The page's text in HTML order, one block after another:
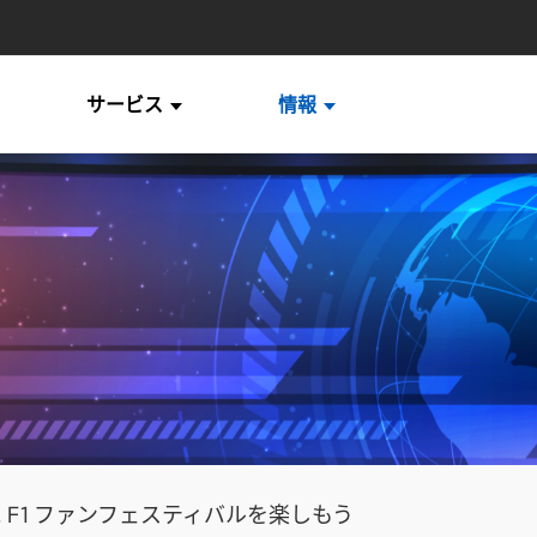
サービス 情報
ファンフェスティバルを楽しもう